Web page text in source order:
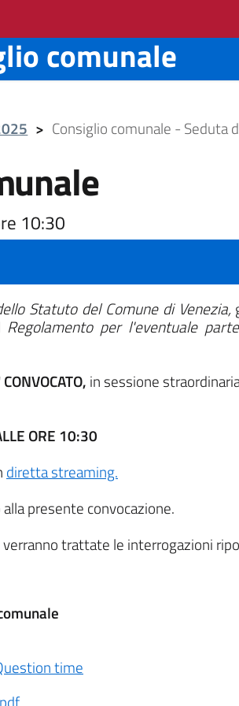
comunale
> Consiglio comunale -
10:30
Statuto del Comune di Venezia,
Regolamento per l'eventuale
in sessione
ORE 10:30
diretta streaming.
presente convocazione.
trattate le interrogazioni
time